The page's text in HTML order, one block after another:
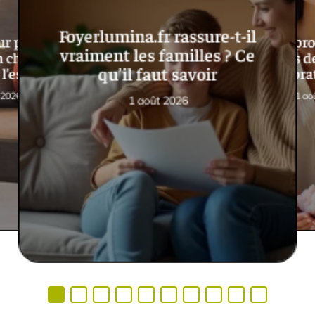
petit salon :
sans
?
Foyerlumina.fr rassure-t-il
vraiment les familles ? Ce
qu’il faut savoir
1 août 2026
Rituel de
Pierre roses
1